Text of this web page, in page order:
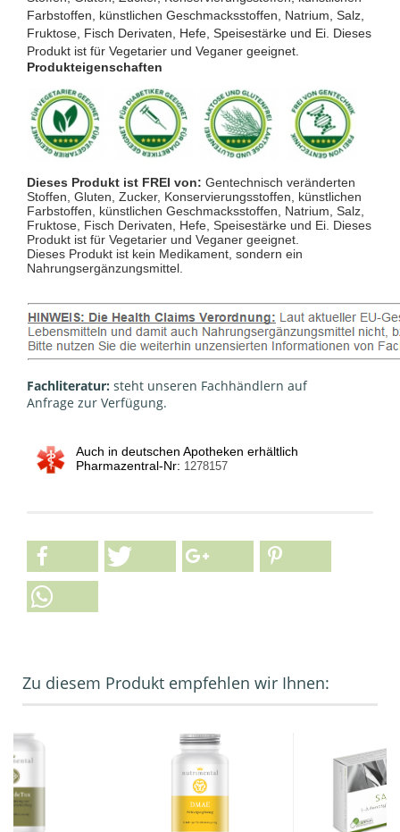
Farbstoffen, künstlichen Geschmacksstoffen, Natrium, Salz,
Fruktose, Fisch Derivaten, Hefe, Speisestärke und Ei. Dieses
Produkt ist für Vegetarier und Veganer geeignet.
Produkteigenschaften
Dieses Produkt ist FREI von: Gentechnisch veränderten
Stoffen, Gluten, Zucker, Konservierungsstoffen, künstlichen
Farbstoffen, künstlichen Geschmacksstoffen, Natrium, Salz,
Fruktose, Fisch Derivaten, Hefe, Speisestärke und Ei. Dieses
Produkt ist für Vegetarier und Veganer geeignet.
Dieses Produkt ist kein Medikament, sondern ein
Nahrungsergänzungsmittel.
Fachliteratur: steht unseren Fachhändlern auf
Anfrage zur Verfügung.
Auch in deutschen Apotheken erhältlich
Pharmazentral-Nr: 1278157
Zu diesem Produkt empfehlen wir Ihnen: